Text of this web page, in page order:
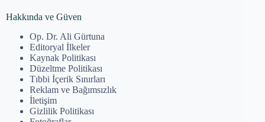
Hakkında ve Güven
Op. Dr. Ali Gürtuna
Editoryal İlkeler
Kaynak Politikası
Düzeltme Politikası
Tıbbi İçerik Sınırları
Reklam ve Bağımsızlık
İletişim
Gizlilik Politikası